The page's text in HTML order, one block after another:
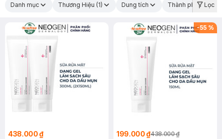
Danh mục Thương Hiệu (1) Dung tích Thành phần nổi bật
Lọc
438.000 ₫
-55 %
199.000 ₫438.000 ₫